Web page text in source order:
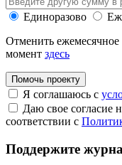
Единоразово
Отменить
момент здесь
Помочь проекту
Я соглашаюсь с
Даю свое согласие
соответствии с
Поддержите